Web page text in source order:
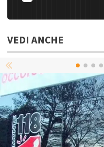
VEDI ANCHE